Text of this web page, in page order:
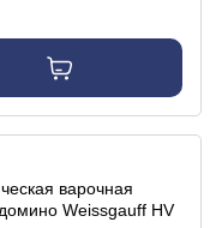
варочная
Weissgauff HV